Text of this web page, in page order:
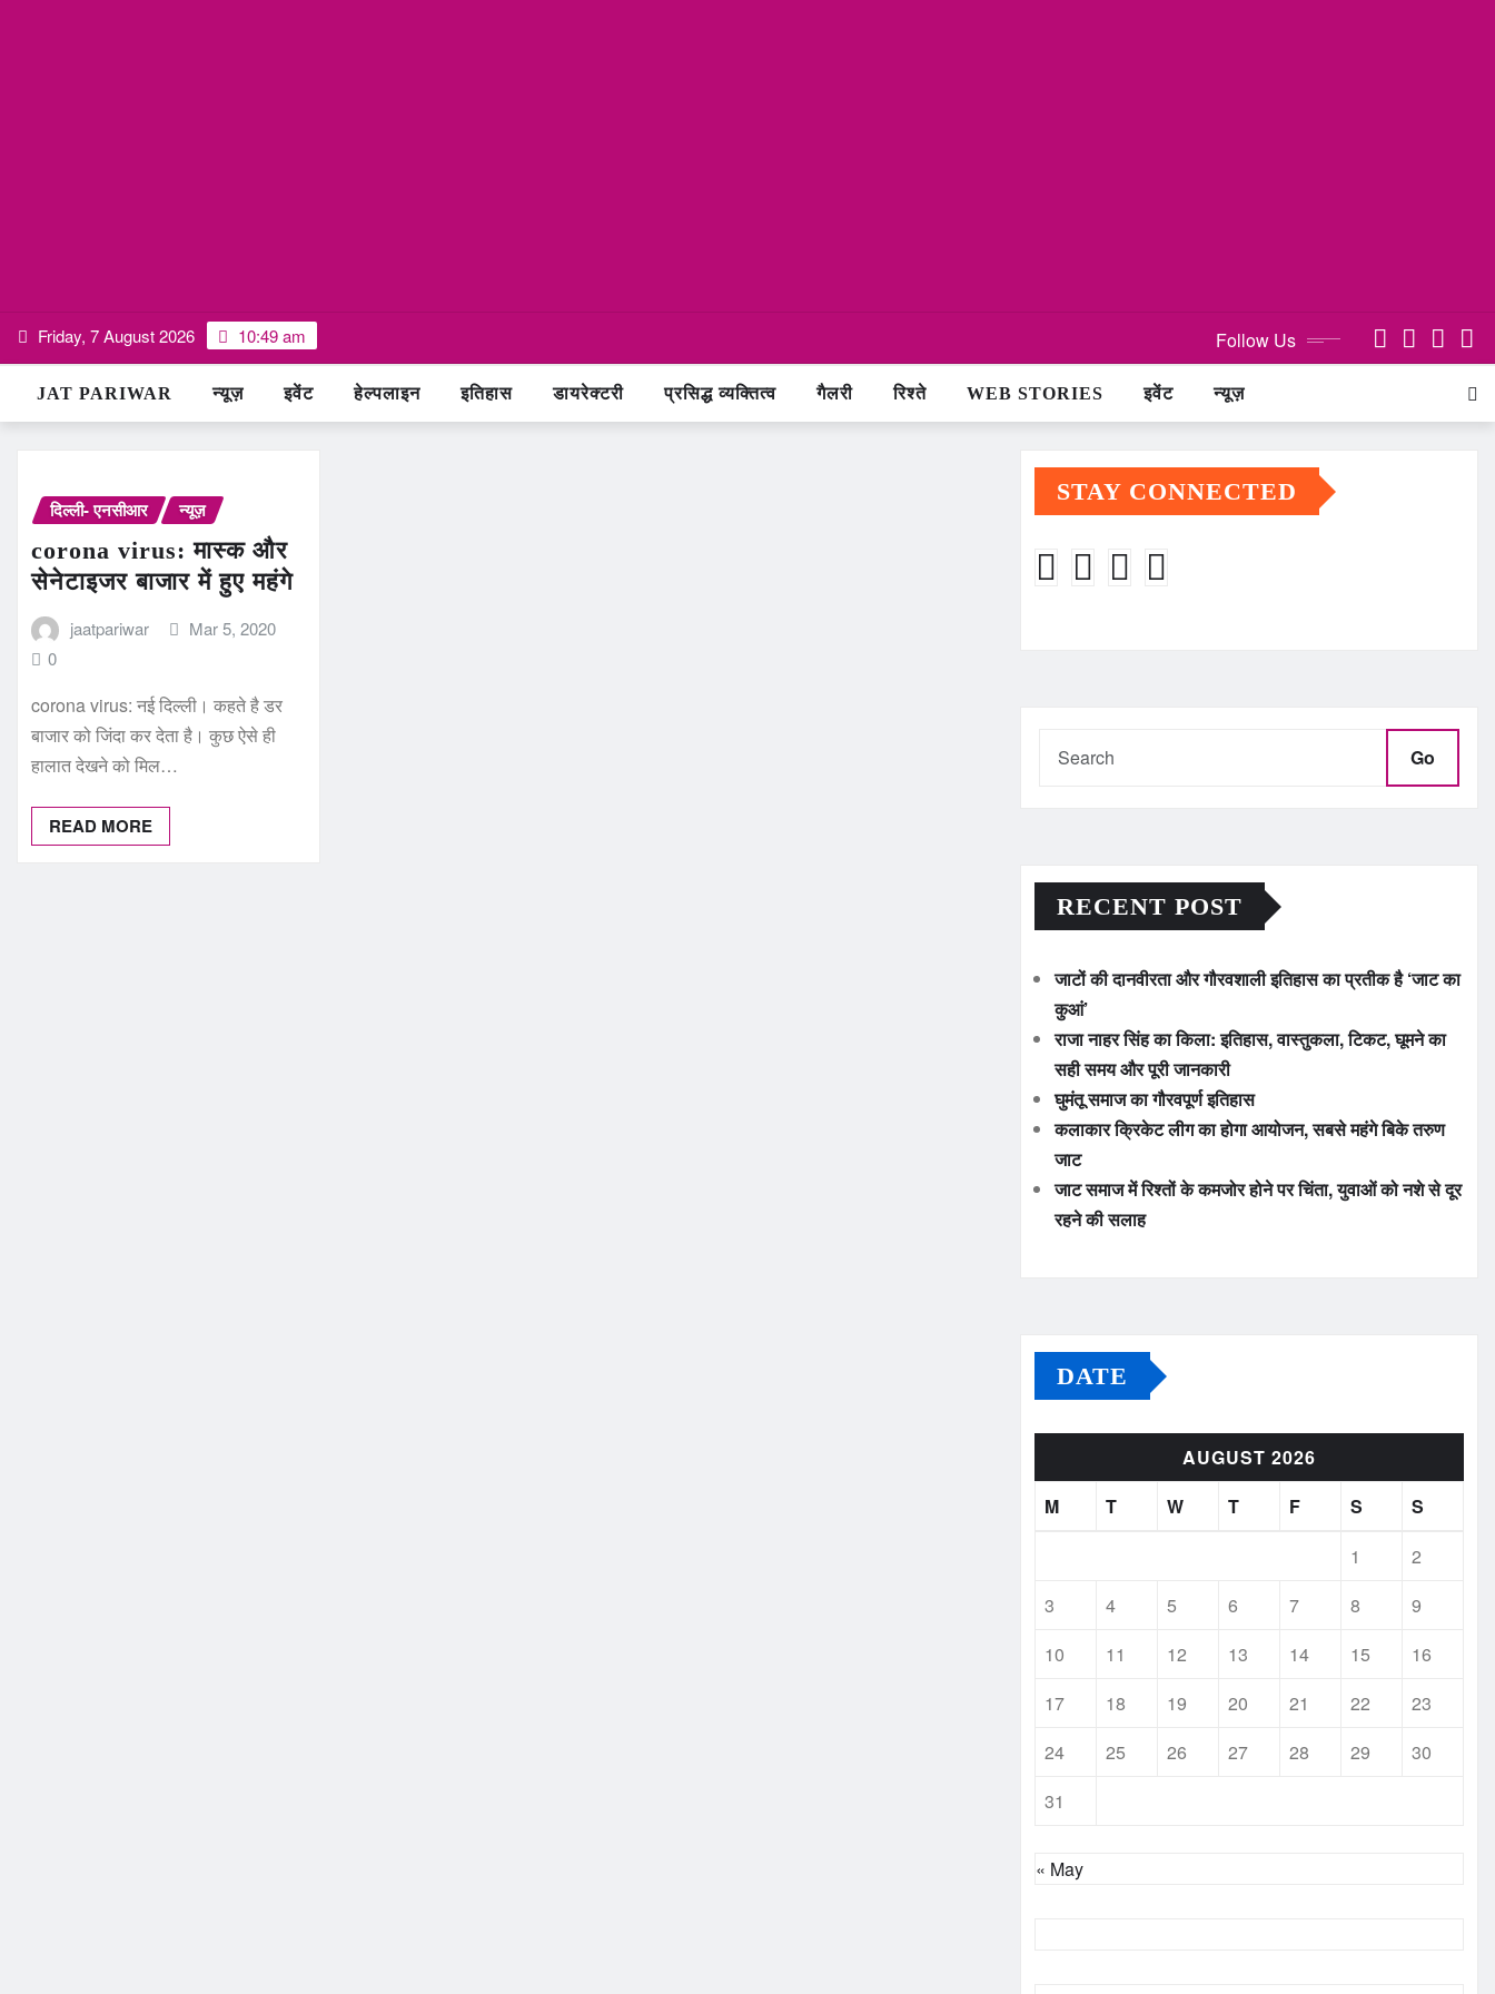
Skip
content
Friday, 7 August 2026 10:49 am Follow Us
JAT PARIWAR न्यूज़ इवेंट हेल्पलाइन इतिहास डायरेक्टरी प्रसिद्ध व्यक्तित्व गैलरी रिश्ते WEB STORIES इवेंट न्यूज़
दिल्ली- एनसीआर न्यूज़
corona virus: मास्क और
सेनेटाइजर बाजार में हुए महंगे
jaatpariwar
Mar 5, 2020
0
corona virus: नई दिल्ली। कहते है डर
बाजार को जिंदा कर देता है। कुछ ऐसे ही
हालात देखने को मिल…
READ MORE
STAY CONNECTED
Go
RECENT POST
जाटों की दानवीरता और गौरवशाली इतिहास का प्रतीक है ‘जाट का
कुआं’
राजा नाहर सिंह का किला: इतिहास, वास्तुकला, टिकट, घूमने का
सही समय और पूरी जानकारी
घुमंतू समाज का गौरवपूर्ण इतिहास
कलाकार क्रिकेट लीग का होगा आयोजन, सबसे महंगे बिके तरुण
जाट
जाट समाज में रिश्तों के कमजोर होने पर चिंता, युवाओं को नशे से दूर
रहने की सलाह
DATE
AUGUST 2026
M
T W T F S
S
1
2
3
4 5 6 7 8
9
10
11 12 13 14 15
16
17
18 19 20 21 22
23
24
25 26 27 28 29
30
31
« May